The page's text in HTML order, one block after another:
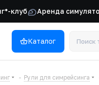
клуб Аренда
Каталог
- Рули для симрейсинга